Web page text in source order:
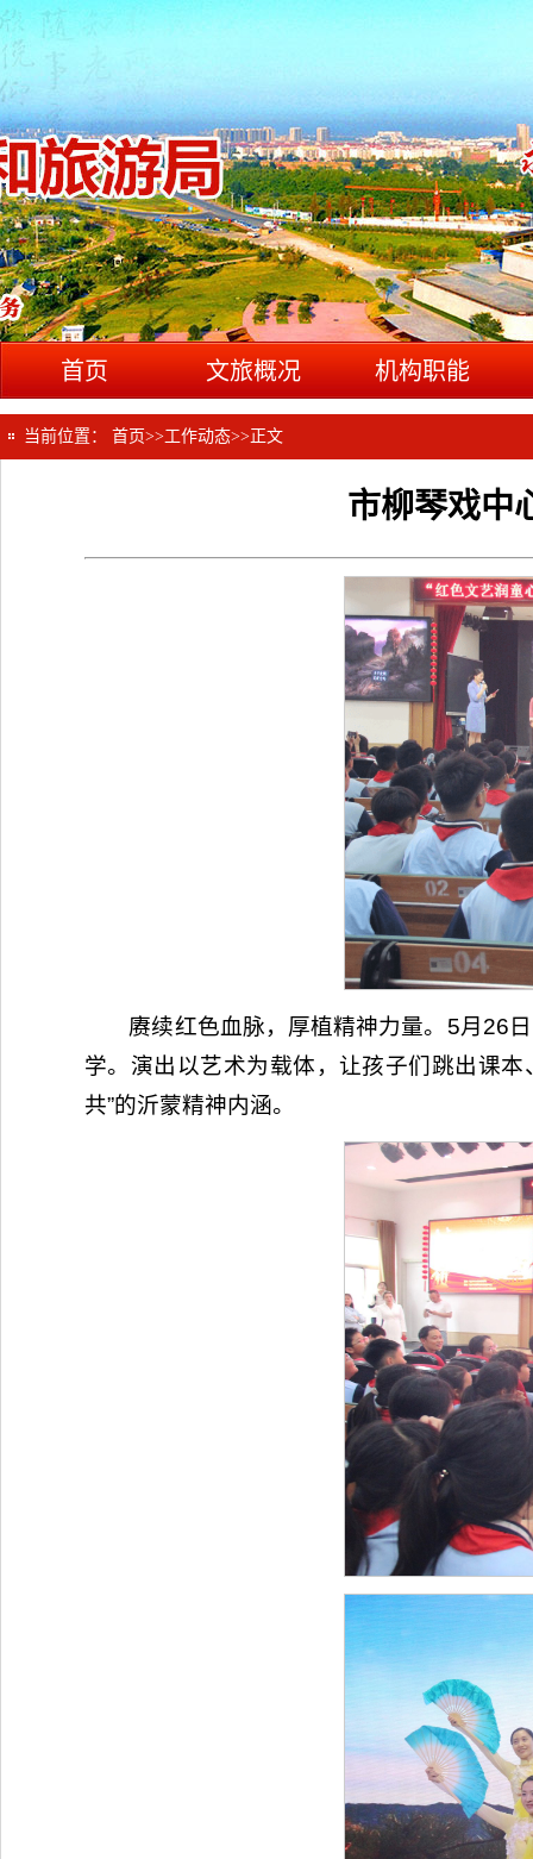
首页 文旅概况 机构职能
当前位置： 首页>>工作动态>> 正文
市柳琴戏中
赓续红色血脉，厚植精神力量。5月26
学。演出以艺术为载体，让孩子们跳出课
共”的沂蒙精神内涵。